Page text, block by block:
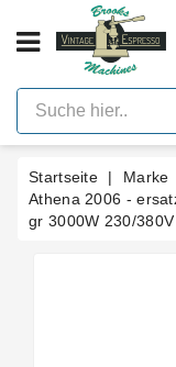
KATEGORIE
Vintage
Hebel
Espresso
Maschinen
Faema
E61
Espresso
Maschine
Startseite Marke
Athena 2006 -
gr 3000W 230/380V